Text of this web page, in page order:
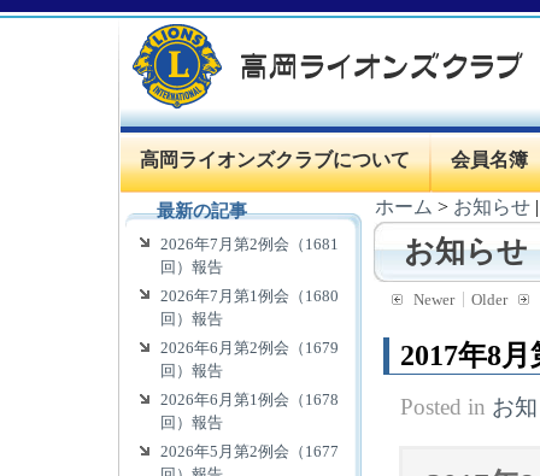
高岡ライオンズクラブについて 会員名簿
ホーム > お知らせ
お知らせ
Newer Older
2017年8
Posted in お
最新の記事
2026年7月第2例会（1681
回）報告
2026年7月第1例会（1680
回）報告
2026年6月第2例会（1679
回）報告
2026年6月第1例会（1678
回）報告
2026年5月第2例会（1677